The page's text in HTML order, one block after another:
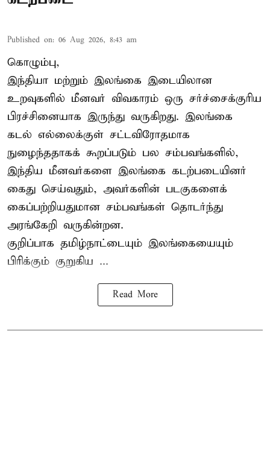
Published on: 06 Aug 2026, 8:43 am
கொழும்பு,
இந்தியா மற்றும் இலங்கை இடையிலான
உறவுகளில் மீனவர் விவகாரம் ஒரு சர்ச்சைக்குரிய
பிரச்சினையாக இருந்து வருகிறது. இலங்கை
கடல் எல்லைக்குள் சட்டவிரோதமாக
நுழைந்ததாகக் கூறப்படும் பல சம்பவங்களில்,
இந்திய மீனவர்களை இலங்கை கடற்படையினர்
கைது செய்வதும், அவர்களின் படகுகளைக்
கைப்பற்றியதுமான சம்பவங்கள் தொடர்ந்து
அரங்கேறி வருகின்றன.
குறிப்பாக தமிழ்நாட்டையும் இலங்கையையும்
பிரிக்கும் குறுகிய ...
Read More